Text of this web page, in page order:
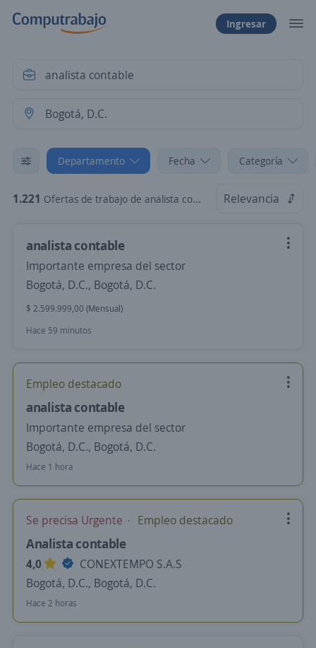
Ingresar
Departamento Fecha Categoría
1.221 Ofertas de trabajo de analista contable en Bogotá, D.C. Relevancia
analista contable
Importante empresa del sector
Bogotá, D.C., Bogotá, D.C.
$ 2.599.999,00 (Mensual)
Hace 59 minutos
Empleo destacado
analista contable
Importante empresa del sector
Bogotá, D.C., Bogotá, D.C.
Hace 1 hora
Se precisa Urgente Empleo destacado
Analista contable
4,0
CONEXTEMPO S.A.S
Bogotá, D.C., Bogotá, D.C.
Hace 2 horas